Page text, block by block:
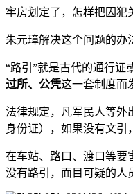
牢房划定了，怎样把囚犯
朱元璋解决这个问题的办
“路引”就是古代的通行证
过所、公凭这一套制度而
法律规定，凡军民人等外
身份证），如果没有文引
在车站、路口、渡口等要
没有路引，面目可疑的人